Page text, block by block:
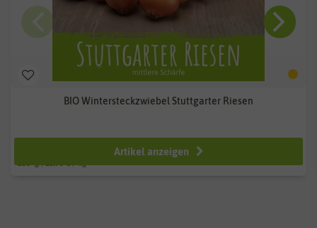
BIO Wintersteckzwiebel Stuttgarter Riesen
Artikel anzeigen